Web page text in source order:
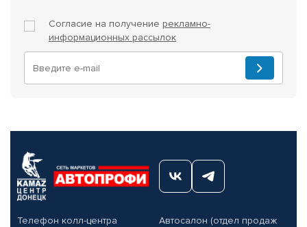
Согласие на получение рекламно-
информационных рассылок
Телефон колл-центра
Автосалон (отдел продаж